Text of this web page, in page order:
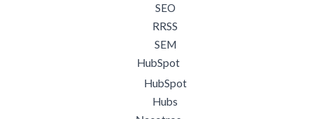
SEO
RRSS
SEM
HubSpot
HubSpot
Hubs